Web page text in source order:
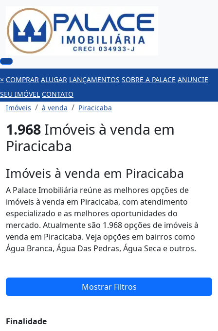
× COMPRAR ALUGAR LANÇAMENTOS SOBRE A PALACE ANUNCIE
SEU IMÓVEL CONTATO
Imóveis
à venda Piracicaba
1.968 Imóveis à venda em
Piracicaba
Imóveis à venda em Piracicaba
A Palace Imobiliária reúne as melhores opções de
imóveis à venda em Piracicaba, com atendimento
especializado e as melhores oportunidades do
mercado. Atualmente são 1.968 opções de imóveis à
venda em Piracicaba. Veja opções em bairros como
Água Branca, Água Das Pedras, Água Seca e outros.
Mostrar Filtros
Finalidade